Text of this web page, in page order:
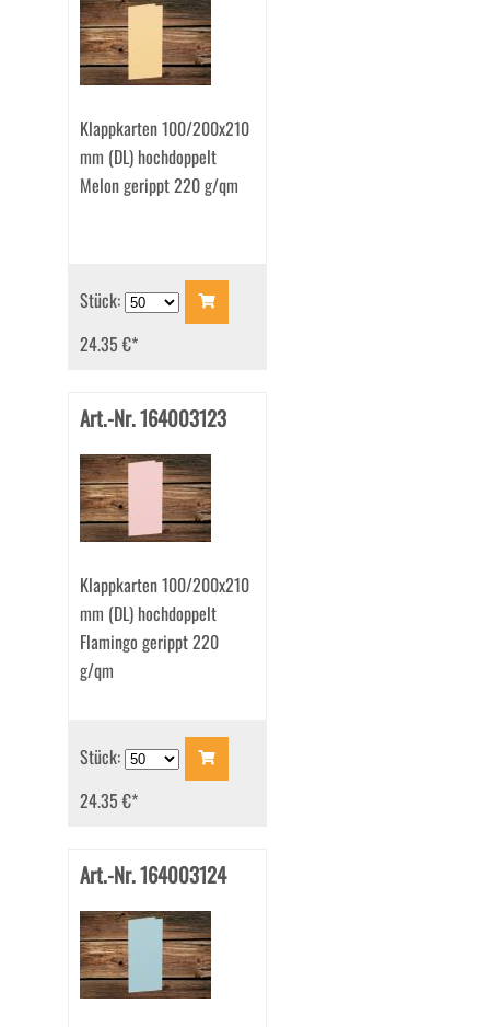
Klappkarten 100/200x210
mm (DL) hochdoppelt
Melon gerippt 220 g/qm
Stück:
24.35 €*
Art.-Nr. 164003123
Klappkarten 100/200x210
mm (DL) hochdoppelt
Flamingo gerippt 220
g/qm
Stück:
24.35 €*
Art.-Nr. 164003124